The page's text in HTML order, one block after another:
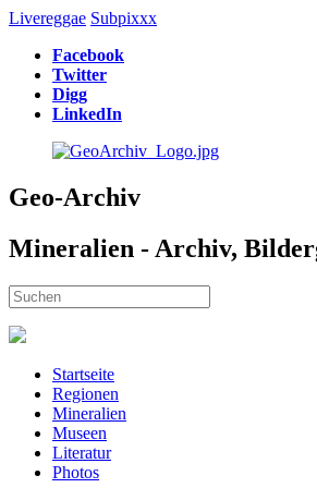
Livereggae Subpixxx
Facebook
Twitter
Digg
LinkedIn
Geo-Archiv
Mineralien - Archiv,
Startseite
Regionen
Mineralien
Museen
Literatur
Photos